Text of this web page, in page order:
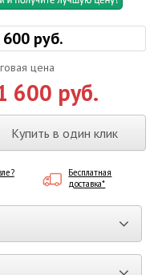
руб.
цена
600 руб.
Купить в один клик
Бесплатная
доставка*